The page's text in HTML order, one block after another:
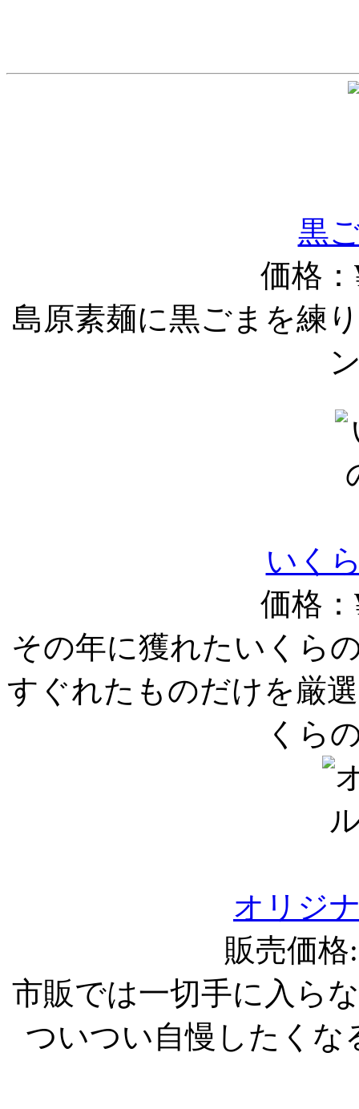
黒
価格
島原素麺に黒ごまを練
いく
価格
その年に獲れたいくら
すぐれたものだけを厳
くら
オリジ
販売価格
市販では一切手に入ら
ついつい自慢したく